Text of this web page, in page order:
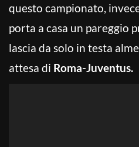
questo campionato,
porta a casa un pareggio
lascia da solo in testa
attesa di Roma-Juventus.